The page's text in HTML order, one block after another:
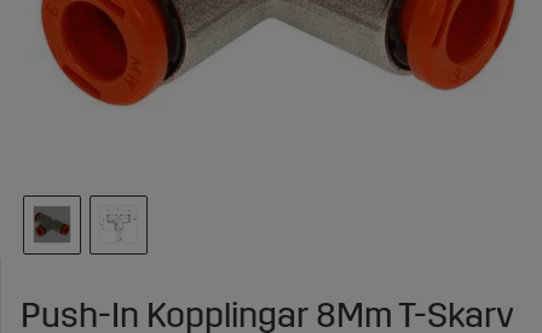
Push-In Kopplingar 8Mm T-Skarv